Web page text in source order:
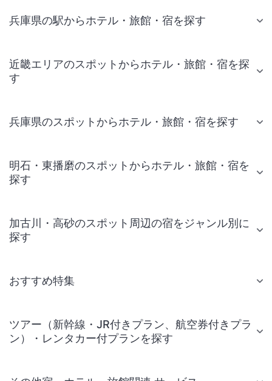
兵庫県の駅からホテル・旅館・宿を探す
近畿エリアのスポットからホテル・旅館・宿を探
す
兵庫県のスポットからホテル・旅館・宿を探す
明石・東播磨のスポットからホテル・旅館・宿を
探す
加古川・高砂のスポット周辺の宿をジャンル別に
探す
おすすめ特集
ツアー（新幹線・JR付きプラン、航空券付きプラ
ン）・レンタカー付プランを探す